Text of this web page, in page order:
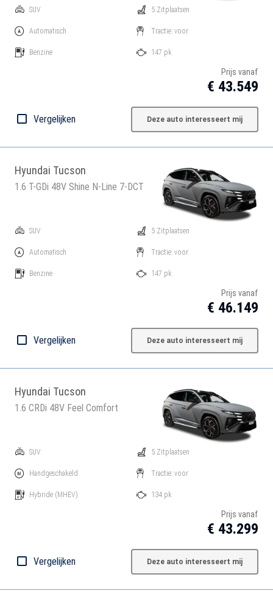
SUV
Automatisch
Benzine
5 Zitplaatsen
Tractie: voor
147 pk
Prijs vanaf
€ 43.549
Vergelijken Deze auto interesseert mij
Hyundai Tucson
1.6 T-GDi 48V Shine N-Line 7-DCT
SUV
Automatisch
Benzine
5 Zitplaatsen
Tractie: voor
147 pk
Prijs vanaf
€ 46.149
Vergelijken Deze auto interesseert mij
Hyundai Tucson
1.6 CRDi 48V Feel Comfort
SUV
Handgeschakeld
Hybride (MHEV)
5 Zitplaatsen
Tractie: voor
134 pk
Prijs vanaf
€ 43.299
Vergelijken Deze auto interesseert mij